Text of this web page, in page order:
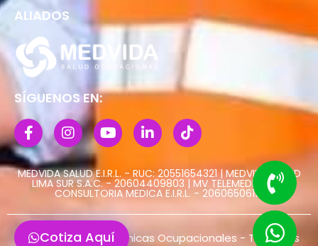
ALIADOS
SÍGUENOS EN:
MEDVIDA SALUD E.I.R.L. - RUC: 20551654321 | MEDVIDA SALUD
LIMA SUR S.A.C. - 20604409803 | MV TELEMEDICINA Y
CONSULTORIA MEDICA E.I.R.L. - 20606506113
@ Copyright 2022 Clinicas Ocupacionales - Todos los
Cotiza Aquí